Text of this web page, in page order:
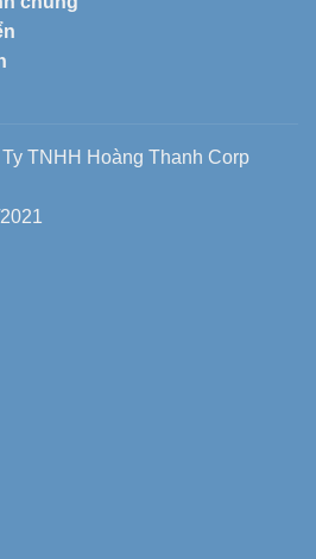
TNHH Hoàng Thanh Corp